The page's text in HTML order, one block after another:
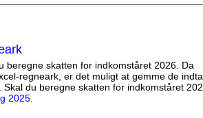
beregne skatten for indkomståret 2026. Da
regneark, er det muligt at gemme de
du beregne skatten for indkomståret
2025